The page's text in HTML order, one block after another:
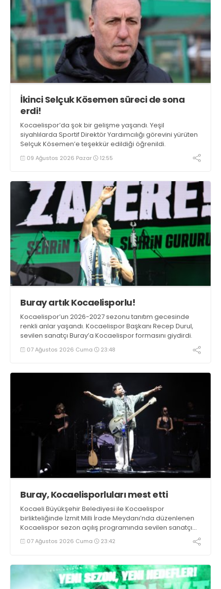
İkinci Selçuk Kösemen süreci de sona
erdi!
Kocaelispor’da şok bir gelişme yaşandı. Yeşil
siyahlılarda Sportif Direktör Yardımcılığı görevini yürüten
Selçuk Kösemen’e teşekkür edildiği öğrenildi.
09 Ağustos 2026 Pazar 12:55
Buray artık Kocaelisporlu!
Kocaelispor’un 2026-2027 sezonu tanıtım gecesinde
renkli anlar yaşandı. Kocaelispor Başkanı Recep Durul,
sevilen sanatçı Buray’a Kocaelispor formasını giydirdi.
07 Ağustos 2026 Cuma 23:48
Buray, Kocaelisporluları mest etti
Kocaeli Büyükşehir Belediyesi ile Kocaelispor
birlikteliğinde İzmit Milli İrade Meydanı’nda düzenlenen
Kocaelispor sezon açılış programında sevilen sanatçı
Buray, verdiği konserle meydanı inletti.
07 Ağustos 2026 Cuma 23:42